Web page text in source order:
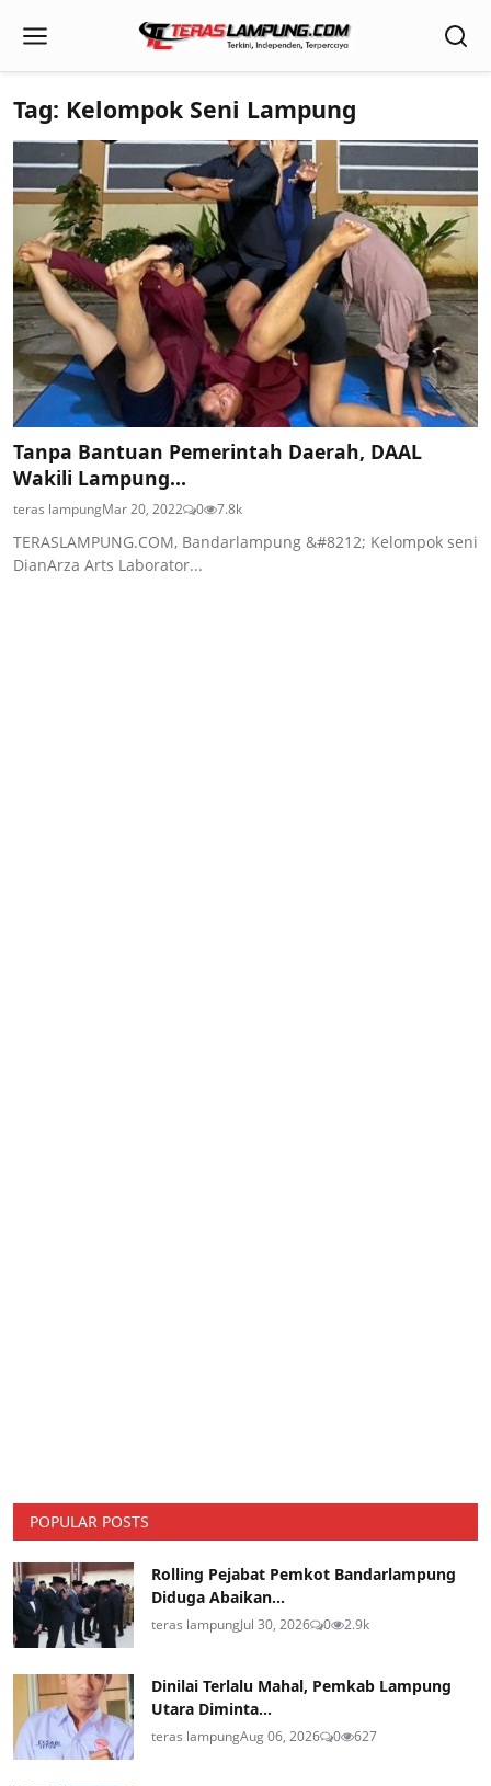
Tag: Kelompok Seni Lampung
Tanpa Bantuan Pemerintah Daerah, DAAL
Wakili Lampung...
teras lampungMar 20, 2022 0 7.8k
TERASLAMPUNG.COM, Bandarlampung &#8212; Kelompok seni
DianArza Arts Laborator...
POPULAR POSTS
Rolling Pejabat Pemkot Bandarlampung
Diduga Abaikan...
teras lampungJul 30, 2026 0 2.9k
Dinilai Terlalu Mahal, Pemkab Lampung
Utara Diminta...
teras lampungAug 06, 2026 0 627